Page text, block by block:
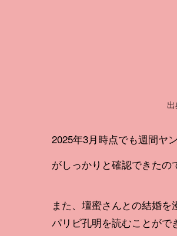
出
2025年3月時点でも週間ヤ
がしっかりと確認できたの
また、壇蜜さんとの結婚を
パリピ孔明を読むことがで